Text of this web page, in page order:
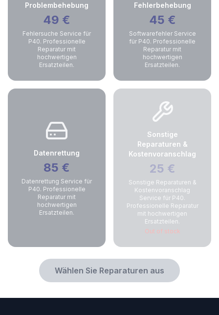
Problembehebung
49 €
Fehlersuche Service für
P40. Professionelle
Reparatur mit
hochwertigen
Ersatzteilen.
Fehlerbehebung
45 €
Softwarefehler Service
für P40. Professionelle
Reparatur mit
hochwertigen
Ersatzteilen.
Datenrettung
85 €
Datenrettung Service für
P40. Professionelle
Reparatur mit
hochwertigen
Ersatzteilen.
Sonstige
Reparaturen &
Kostenvoranschlag
25 €
Sonstige Reparaturen &
Kostenvoranschlag
Service für P40.
Professionelle Reparatur
mit hochwertigen
Ersatzteilen.
Out of stock
Wählen Sie Reparaturen aus